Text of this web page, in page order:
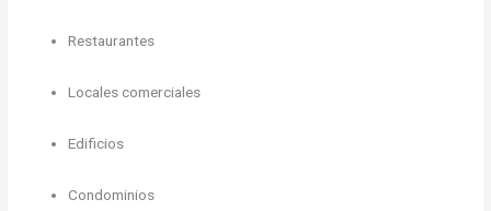
Restaurantes
Locales comerciales
Edificios
Condominios